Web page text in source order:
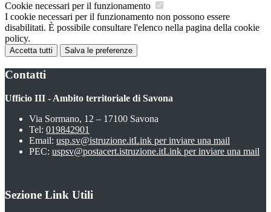
Cookie necessari per il funzionamento
I cookie necessari per il funzionamento non possono essere
disabilitati. È possibile consultare l'elenco nella pagina della cookie
policy.
Accetta tutti Salva le preferenze
Contatti
Ufficio III - Ambito territoriale di Savona
Via Sormano, 12 – 17100 Savona
Tel: 019842901
Email: usp.sv@istruzione.itLink per inviare una mail
PEC: uspsv@postacert.istruzione.itLink per inviare una mail
Sezione Link Utili